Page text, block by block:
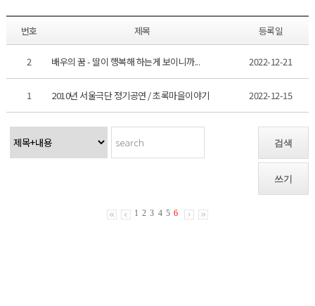
번호 제목 등록일
2 배우의 꿈 - 딸이 행복해 하는게 보이니까... 2022-12-21
1 2010년 서울극단 정기공연 / 초록마을이야기 2022-12-15
검색
쓰기
1 2 3 4 5 6